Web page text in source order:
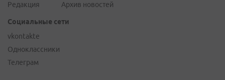
Редакция
Архив новостей
Социальные сети
vkontakte
Одноклассники
Телеграм